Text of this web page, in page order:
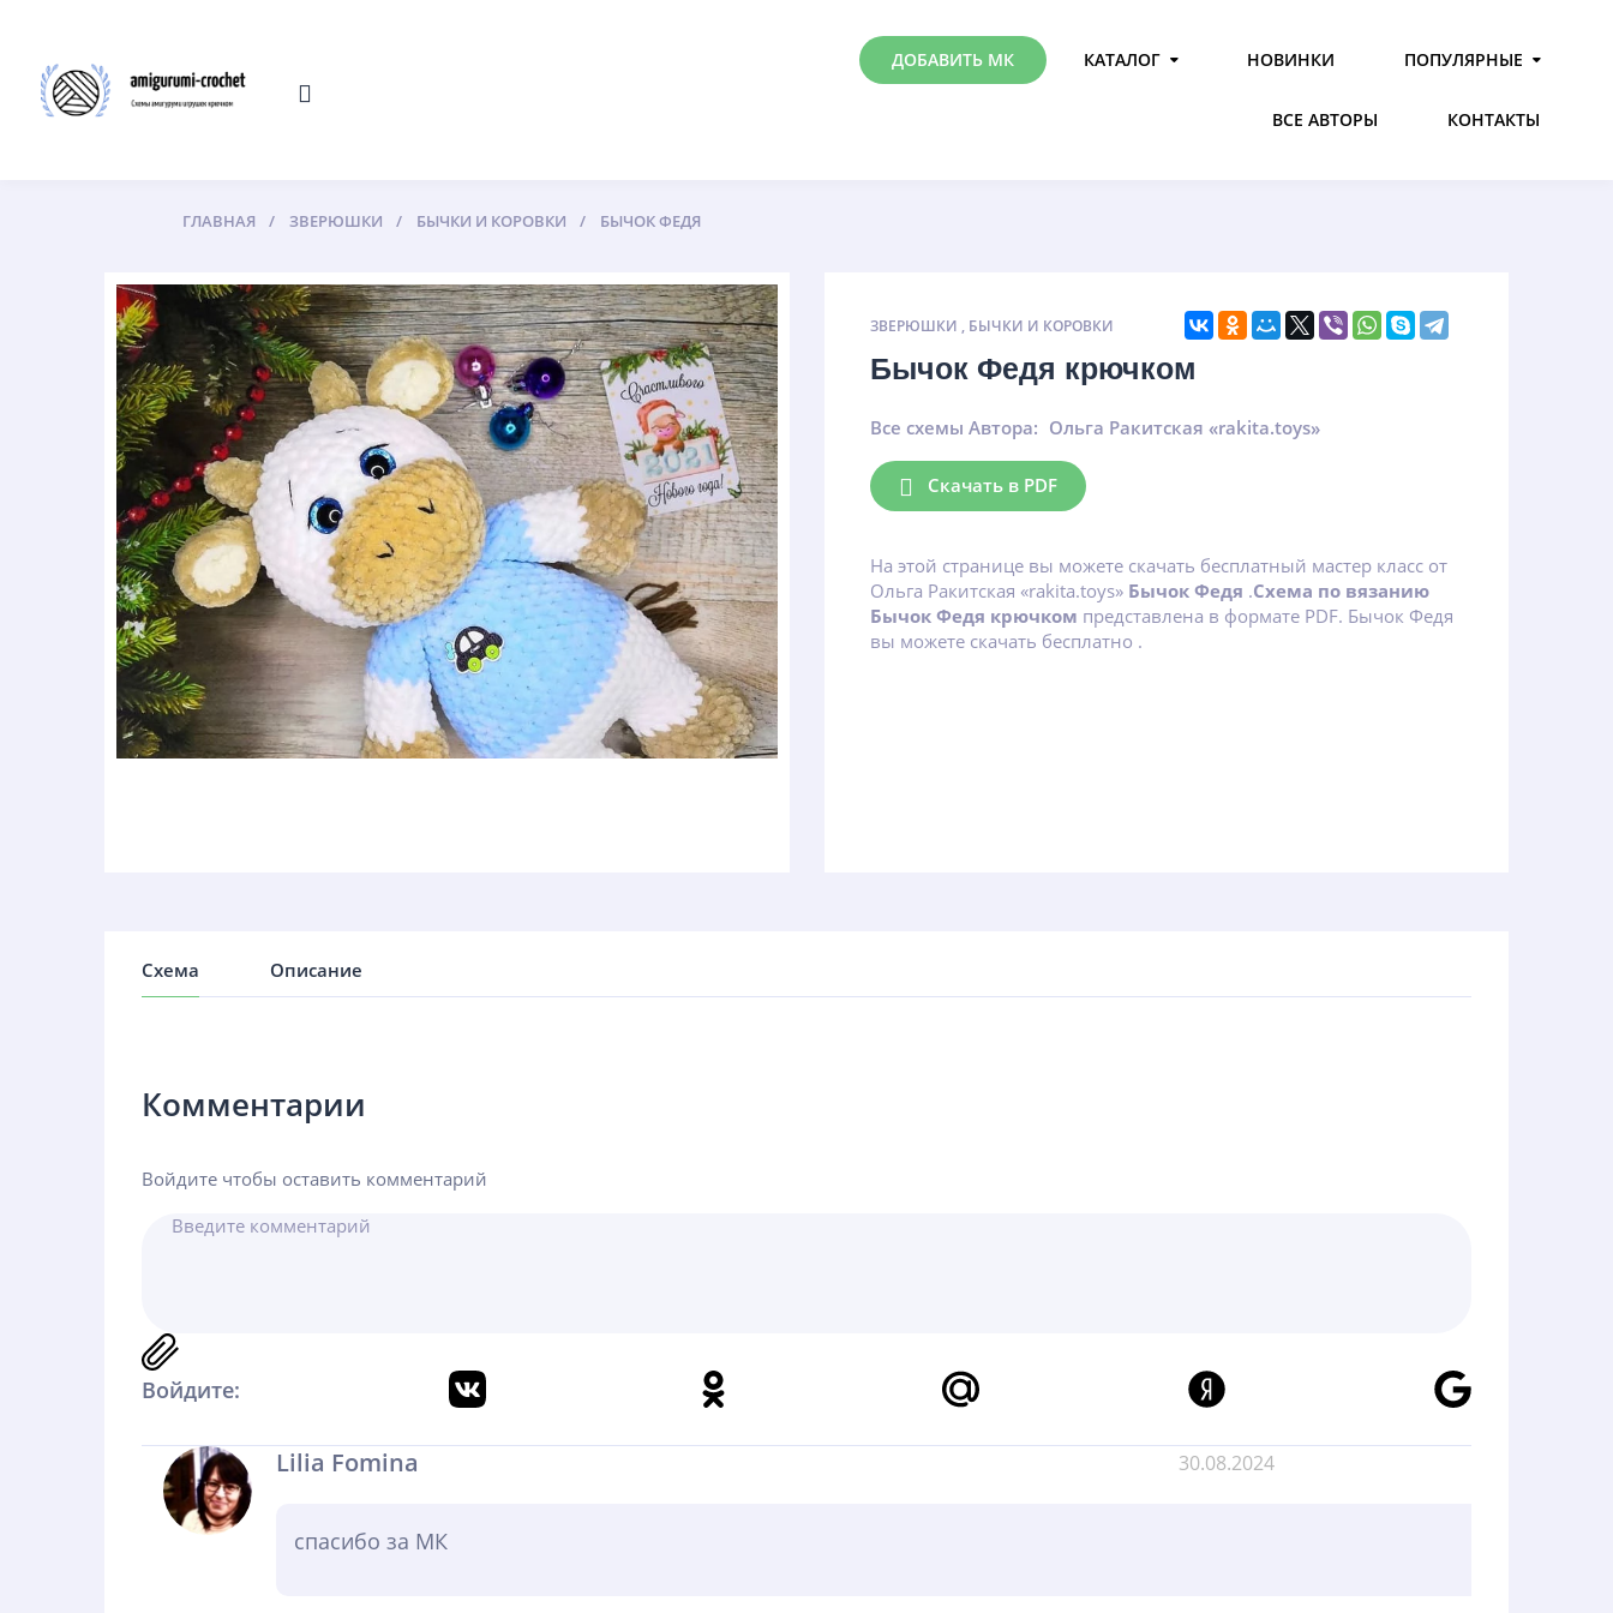
ДОБАВИТЬ МК КАТАЛОГ НОВИНКИ ПОПУЛЯРНЫЕ
ВСЕ АВТОРЫ КОНТАКТЫ
ГЛАВНАЯ ЗВЕРЮШКИ БЫЧКИ И КОРОВКИ БЫЧОК ФЕДЯ
ЗВЕРЮШКИ , БЫЧКИ И КОРОВКИ
Бычок Федя крючком
Все схемы Автора: Ольга Ракитская «rakita.toys»
Скачать в PDF
На этой странице вы можете скачать бесплатный мастер класс от
Ольга Ракитская «rakita.toys» Бычок Федя .Схема по вязанию
Бычок Федя крючком представлена в формате PDF. Бычок Федя
вы можете скачать бесплатно .
Схема Описание
Комментарии
Войдите чтобы оставить комментарий
Войдите:
Lilia Fomina 30.08.2024
спасибо за МК